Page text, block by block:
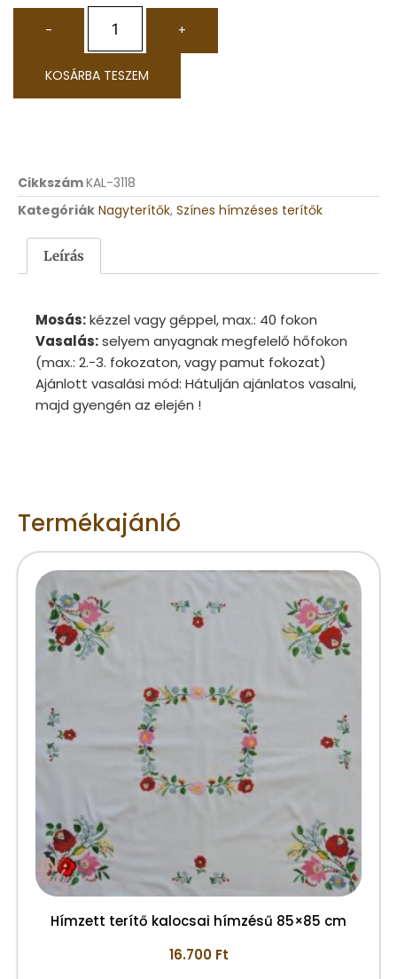
- +
KOSÁRBA TESZEM
CikkszámKAL-3118
Kategóriák Nagyterítők, Színes hímzéses terítők
Leírás
Mosás:kézzel vagy géppel, max.: 40 fokon
Vasalás:selyem anyagnak megfelelő hőfokon
(max.: 2.-3. fokozaton, vagy pamut fokozat)
Ajánlott vasalási mód: Hátulján ajánlatos vasalni,
majd gyengén az elején !
Termékajánló
Hímzett terítő kalocsai hímzésű 85×85 cm
16.700 Ft